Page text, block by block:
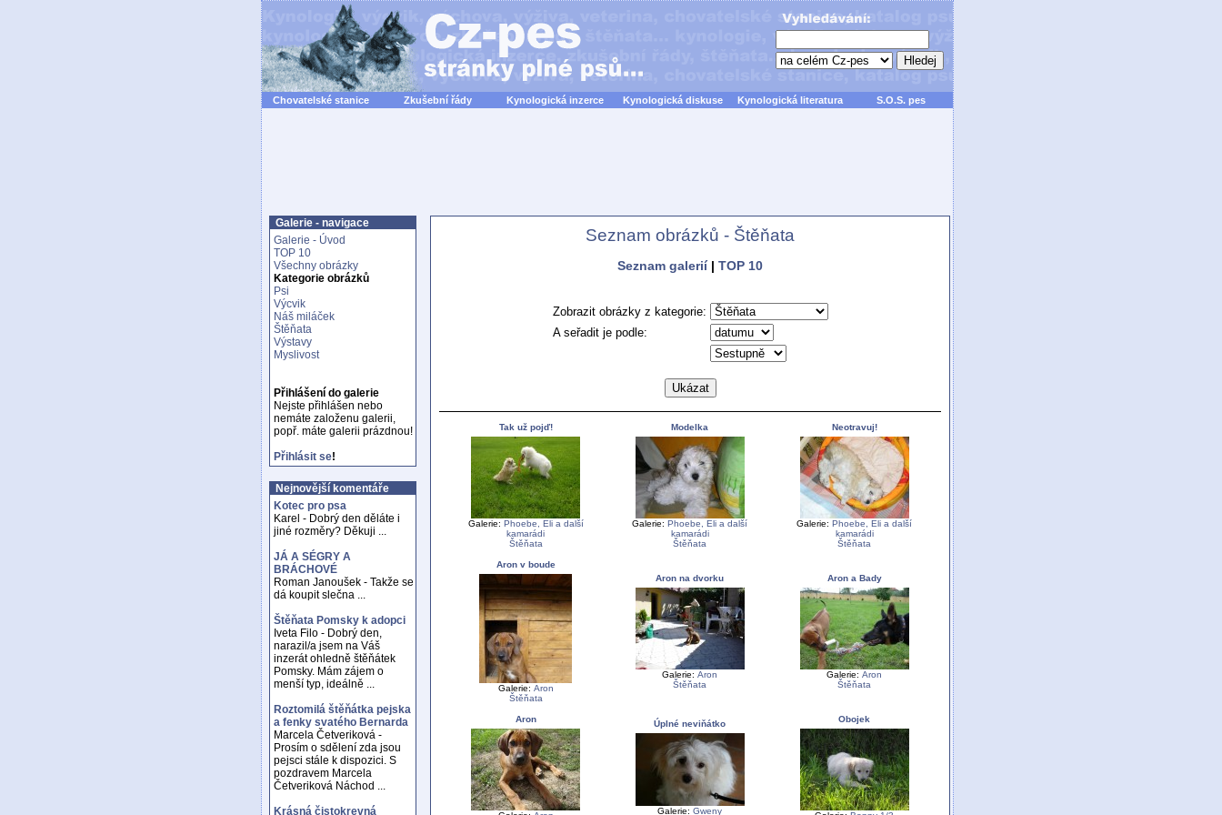
Chovatelské stanice Zkušební řády Kynologická inzerce Kynologická diskuse Kynologická literatura S.O.S. pes
Galerie - navigace
Galerie - Úvod
TOP 10
Všechny obrázky
Kategorie obrázků
Psi
Výcvik
Náš miláček
Štěňata
Výstavy
Myslivost
Přihlášení do galerie
Nejste přihlášen nebo
nemáte založenu galerii,
popř. máte galerii prázdnou!
Přihlásit se!
Nejnovější komentáře
Kotec pro psa
Karel - Dobrý den děláte i
jiné rozměry? Děkuji ...
JÁ A SÉGRY A
BRÁCHOVÉ
Roman Janoušek - Takže se
dá koupit slečna ...
Štěňata Pomsky k adopci
Iveta Filo - Dobrý den,
narazil/a jsem na Váš
inzerát ohledně štěňátek
Pomsky. Mám zájem o
menší typ, ideálně ...
Roztomilá štěňátka pejska
a fenky svatého Bernarda
Marcela Četveriková -
Prosím o sdělení zda jsou
pejsci stále k dispozici. S
pozdravem Marcela
Četveriková Náchod ...
Krásná čistokrevná
Seznam obrázků - Štěňata
Seznam galerií| TOP 10
Zobrazit obrázky z kategorie:
A seřadit je podle:
Tak už pojď!
Galerie: Phoebe, Eli a další
kamarádi
Štěňata
Modelka
Galerie: Phoebe, Eli a další
kamarádi
Štěňata
Neotravuj!
Galerie: Phoebe, Eli a další
kamarádi
Štěňata
Aron v boude
Galerie: Aron
Štěňata
Aron na dvorku
Galerie: Aron
Štěňata
Aron a Bady
Galerie: Aron
Štěňata
Aron Úplné neviňátko
Galerie: Gweny
Obojek